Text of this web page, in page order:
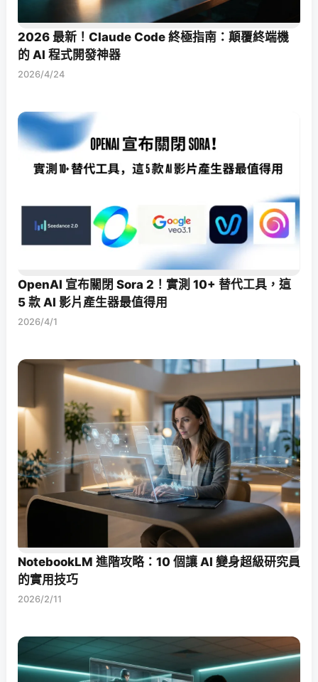
2026 最新！Claude Code 終極指南：顛覆終端機
的 AI 程式開發神器
2026/4/24
OpenAI 宣布關閉 Sora 2！實測 10+ 替代工具，這
5 款 AI 影片產生器最值得用
2026/4/1
NotebookLM 進階攻略：10 個讓 AI 變身超級研究員
的實用技巧
2026/2/11